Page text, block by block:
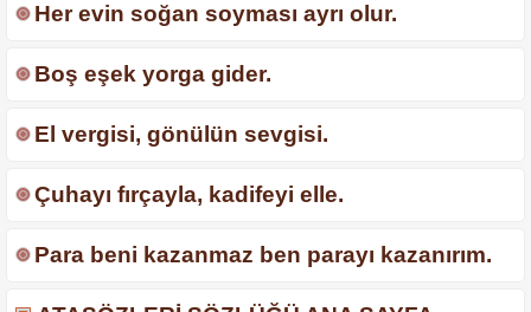
Her evin soğan soyması ayrı olur.
Boş eşek yorga gider.
El vergisi, gönülün sevgisi.
Çuhayı fırçayla, kadifeyi elle.
Para beni kazanmaz ben parayı kazanırım.